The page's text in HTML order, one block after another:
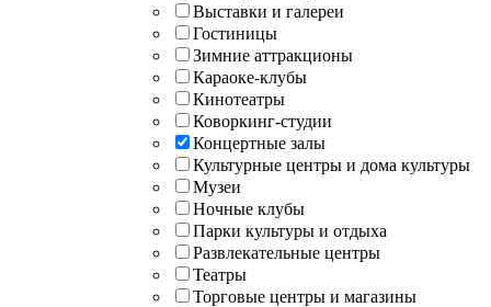
Выставки и галереи
Гостиницы
Зимние аттракционы
Караоке-клубы
Кинотеатры
Коворкинг-студии
Концертные залы
Культурные центры и дома культуры
Музеи
Ночные клубы
Парки культуры и отдыха
Развлекательные центры
Театры
Торговые центры и магазины